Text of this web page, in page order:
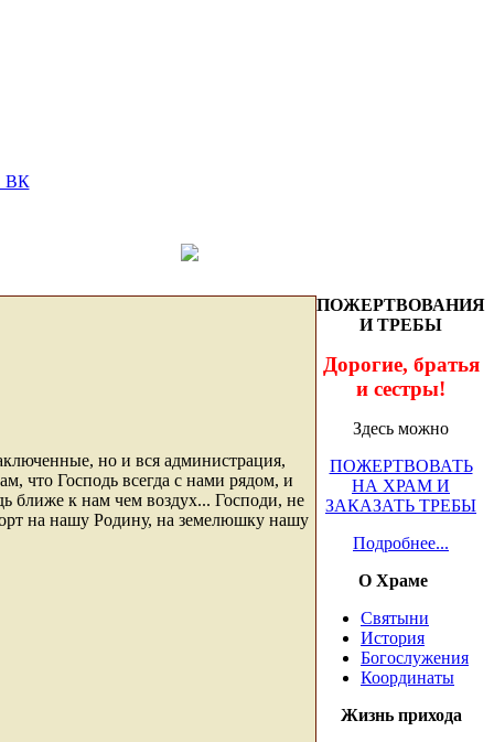
но и вся администрация,
что Господь всегда с нами рядом, и
ближе к нам чем воздух... Господи, не
на нашу Родину, на земелюшку нашу
ПОЖЕРТВОВАНИЯ
И ТРЕБЫ
Дорогие, братья
и сестры!
Здесь можно
ПОЖЕРТВОВАТЬ
НА ХРАМ И
ЗАКАЗАТЬ ТРЕБЫ
Подробнее...
О Храме
Святыни
История
Богослужения
Координаты
Жизнь прихода